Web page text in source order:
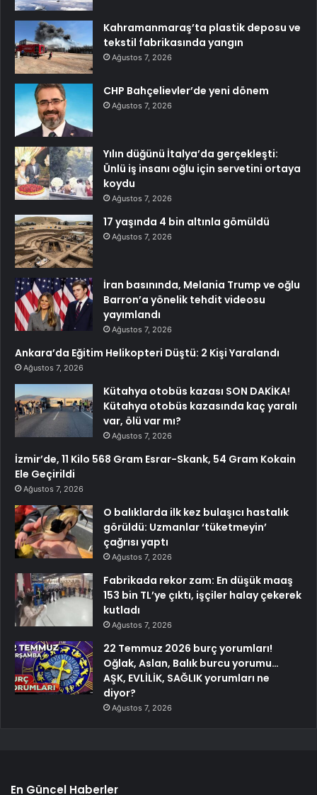
Kahramanmaraş’ta plastik deposu ve
tekstil fabrikasında yangın
Ağustos 7, 2026
CHP Bahçelievler’de yeni dönem
Ağustos 7, 2026
Yılın düğünü İtalya’da gerçekleşti:
Ünlü iş insanı oğlu için servetini ortaya
koydu
Ağustos 7, 2026
17 yaşında 4 bin altınla gömüldü
Ağustos 7, 2026
İran basınında, Melania Trump ve oğlu
Barron’a yönelik tehdit videosu
yayımlandı
Ağustos 7, 2026
Ankara’da Eğitim Helikopteri Düştü: 2 Kişi Yaralandı
Ağustos 7, 2026
Kütahya otobüs kazası SON DAKİKA!
Kütahya otobüs kazasında kaç yaralı
var, ölü var mı?
Ağustos 7, 2026
İzmir’de, 11 Kilo 568 Gram Esrar-Skank, 54 Gram Kokain
Ele Geçirildi
Ağustos 7, 2026
O balıklarda ilk kez bulaşıcı hastalık
görüldü: Uzmanlar ‘tüketmeyin’
çağrısı yaptı
Ağustos 7, 2026
Fabrikada rekor zam: En düşük maaş
153 bin TL’ye çıktı, işçiler halay çekerek
kutladı
Ağustos 7, 2026
22 Temmuz 2026 burç yorumları!
Oğlak, Aslan, Balık burcu yorumu…
AŞK, EVLİLİK, SAĞLIK yorumları ne
diyor?
Ağustos 7, 2026
En Güncel Haberler